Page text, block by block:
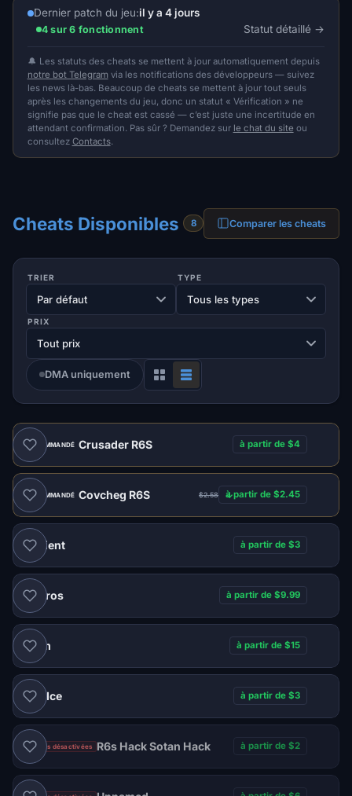
Dernier patch du jeu:il y a 4 jours
4 sur 6 fonctionnent Statut détaillé
🔔 Les statuts des cheats se mettent à jour automatiquement depuis
notre bot Telegram via les notifications des développeurs — suivez
les news là-bas. Beaucoup de cheats se mettent à jour tout seuls
après les changements du jeu, donc un statut « Vérification » ne
signifie pas que le cheat est cassé — c’est juste une incertitude en
attendant confirmation. Pas sûr ? Demandez sur le chat du site ou
consultez Contacts.
Cheats Disponibles 8 Comparer les cheats
TRIER TYPE
PRIX
DMA uniquement
RECOMMANDÉ Crusader R6S à partir de $4
RECOMMANDÉ Covcheg R6S $2.58 à partir de $2.45
Ancient à partir de $3
Macros à partir de $9.99
Naim à partir de $15
DMA Ice à partir de $3
Ventes désactivées R6s Hack Sotan Hack à partir de $2